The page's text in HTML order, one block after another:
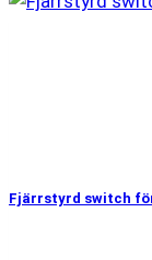
Fjärrstyrd switch